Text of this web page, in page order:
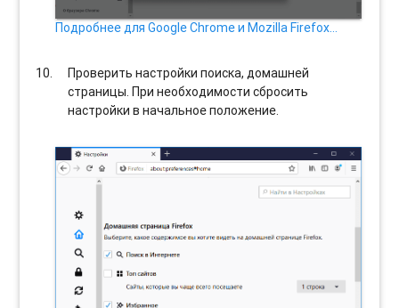
Подробнее для Google Chrome и Mozilla Firefox…
Проверить настройки поиска, домашней
страницы. При необходимости сбросить
настройки в начальное положение.